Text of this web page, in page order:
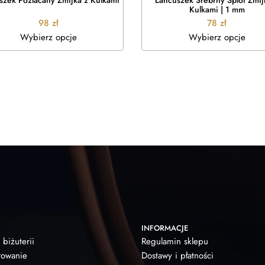
98 zł
Wybierz opcje
Kulkami | 1 mm
78 zł
Wybierz opcje
biżuterii
INFORMACJE
Regulamin sklepu
Dostawy i płatności